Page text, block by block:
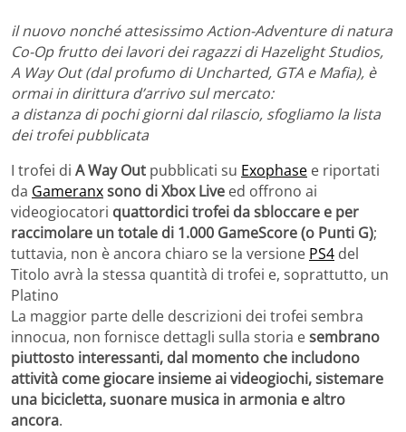
il nuovo nonché attesissimo Action-Adventure di natura
Co-Op frutto dei lavori dei ragazzi di Hazelight Studios,
A Way Out (dal profumo di Uncharted, GTA e Mafia), è
ormai in dirittura d’arrivo sul mercato:
a distanza di pochi giorni dal rilascio, sfogliamo la lista
dei trofei pubblicata
I trofei di A Way Out pubblicati su Exophase e riportati
da Gameranxsono di Xbox Live ed offrono ai
videogiocatori quattordici trofei da sbloccare e per
raccimolare un totale di 1.000 GameScore (o Punti G);
tuttavia, non è ancora chiaro se la versione PS4 del
Titolo avrà la stessa quantità di trofei e, soprattutto, un
Platino
La maggior parte delle descrizioni dei trofei sembra
innocua, non fornisce dettagli sulla storia esembrano
piuttosto interessanti, dal momento che includono
attività come giocare insieme ai videogiochi, sistemare
una bicicletta, suonare musica in armonia e altro
ancora.